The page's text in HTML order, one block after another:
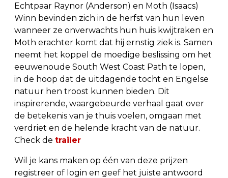
Echtpaar Raynor (Anderson) en Moth (Isaacs)
Winn bevinden zich in de herfst van hun leven
wanneer ze onverwachts hun huis kwijtraken en
Moth erachter komt dat hij ernstig ziek is. Samen
neemt het koppel de moedige beslissing om het
eeuwenoude South West Coast Path te lopen,
in de hoop dat de uitdagende tocht en Engelse
natuur hen troost kunnen bieden. Dit
inspirerende, waargebeurde verhaal gaat over
de betekenis van je thuis voelen, omgaan met
verdriet en de helende kracht van de natuur.
Check de trailer
Wil je kans maken op één van deze prijzen
registreer of login en geef het juiste antwoord